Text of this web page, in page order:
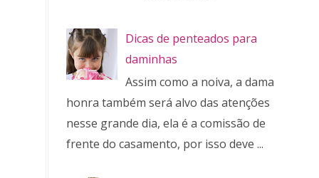
Dicas de penteados para
daminhas
Assim como a noiva, a dama de
honra também será alvo das atenções
nesse grande dia, ela é a comissão de
frente do casamento, por isso deve ...